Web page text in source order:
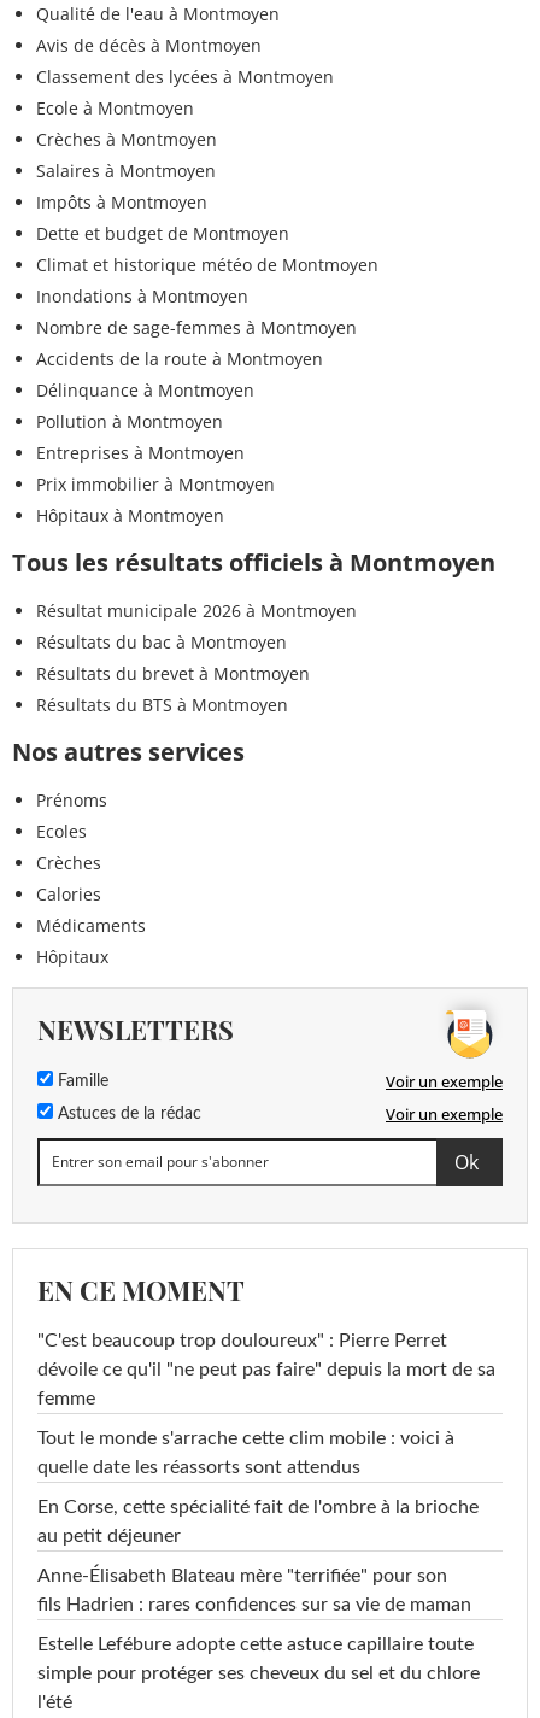
Qualité de l'eau à Montmoyen
Avis de décès à Montmoyen
Classement des lycées à Montmoyen
Ecole à Montmoyen
Crèches à Montmoyen
Salaires à Montmoyen
Impôts à Montmoyen
Dette et budget de Montmoyen
Climat et historique météo de Montmoyen
Inondations à Montmoyen
Nombre de sage-femmes à Montmoyen
Accidents de la route à Montmoyen
Délinquance à Montmoyen
Pollution à Montmoyen
Entreprises à Montmoyen
Prix immobilier à Montmoyen
Hôpitaux à Montmoyen
Tous les résultats officiels à Montmoyen
Résultat municipale 2026 à Montmoyen
Résultats du bac à Montmoyen
Résultats du brevet à Montmoyen
Résultats du BTS à Montmoyen
Nos autres services
Prénoms
Ecoles
Crèches
Calories
Médicaments
Hôpitaux
NEWSLETTERS
Famille Voir un exemple
Astuces de la rédac Voir un exemple
EN CE MOMENT
"C'est beaucoup trop douloureux" : Pierre Perret
dévoile ce qu'il "ne peut pas faire" depuis la mort de sa
femme
Tout le monde s'arrache cette clim mobile : voici à
quelle date les réassorts sont attendus
En Corse, cette spécialité fait de l'ombre à la brioche
au petit déjeuner
Anne-Élisabeth Blateau mère "terrifiée" pour son
fils Hadrien : rares confidences sur sa vie de maman
Estelle Lefébure adopte cette astuce capillaire toute
simple pour protéger ses cheveux du sel et du chlore
l'été